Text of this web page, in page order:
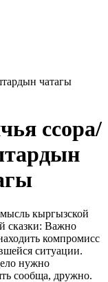
чатагы
ссора/
кыргызской
сказки: Важно
компромисс
ситуации.
нужно
сообща, дружно.